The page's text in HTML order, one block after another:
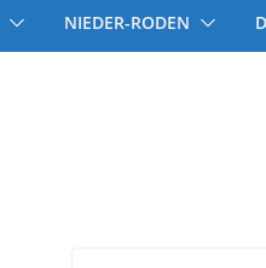
NIEDER-RODEN